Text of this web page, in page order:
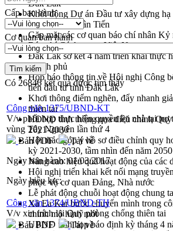
Đắk Lắk
Khởi động Dự án Đầu tư xây dựng hạ
công nghiệp Tân Tiến
Gặp mặt các cơ quan báo chí nhân
Báo chí Cách mạng Việt Nam
Đắk Lắk sơ kết 4 năm triển khai thực
Chính phủ
Họp báo thông tin về Hội nghị Công
tiến đầu tư tỉnh Đắk Lắk
Khơi thông điểm nghẽn, đẩy nhanh
thiên tai
HĐND tỉnh thông qua điều chỉnh
2021-2030
Hội thảo góp ý hồ sơ điều chỉnh quy
kỳ 2021-2030, tầm nhìn đến năm 2050
Nâng cao hiệu quả hoạt động của các
Hội nghị triển khai kết nối mạng
phục vụ cơ quan Đảng, Nhà nước
Lễ phát động chuỗi hoạt động chung
Xã Ea Kar bước chuyển mình trong
chính mô hình mới
UBND tỉnh họp báo định kỳ tháng 4
Cấp ban hành
Cơ quan ban hành
Có 26846kết quả được tìm thấy
Công văn 1375/UBND-KT
V/v phối hợp thực hiện quyền lợi nhà tại
vùng Tây Nguyên lần thứ 4
Bản PDF
Tải về
Ngày ban hành:01/03/2017
Ngày hiệu lực:
Công văn 1374/UBND-TH
V/v xin trích lại Quỹ phòng chống thiên tai
Bản PDF
Tải về